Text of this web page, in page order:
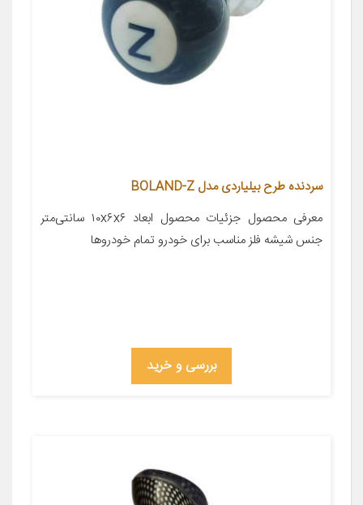
سردنده طرح بیلیاردی مدل BOLAND-Z
معرفی محصول جزئیات محصول ابعاد ۱۰x۶x۶ سانتی‌متر
جنس شیشه فلز مناسب برای خودرو تمام خودروها
بررسی و خرید